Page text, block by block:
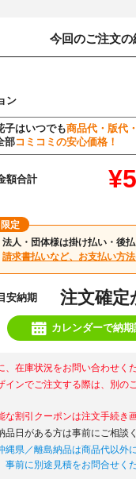
今回のご注文の
ン
子はいつでも商品代・版代
部コミコミの安心価格！
額合計
定
法人・団体様は掛け払い・後
請求書払いなど、お支払い方
安納期 注文確定
カレンダーで納期
在庫状況をお問い合わせくだ
ンでご注文する際は、別の
割引クーポンは注文手続き
日がある方は事前にご相談く
県／離島納品は商品代以外
事前に別途見積をお問合せくだ